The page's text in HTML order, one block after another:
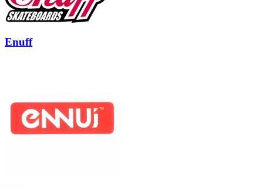
Enuff